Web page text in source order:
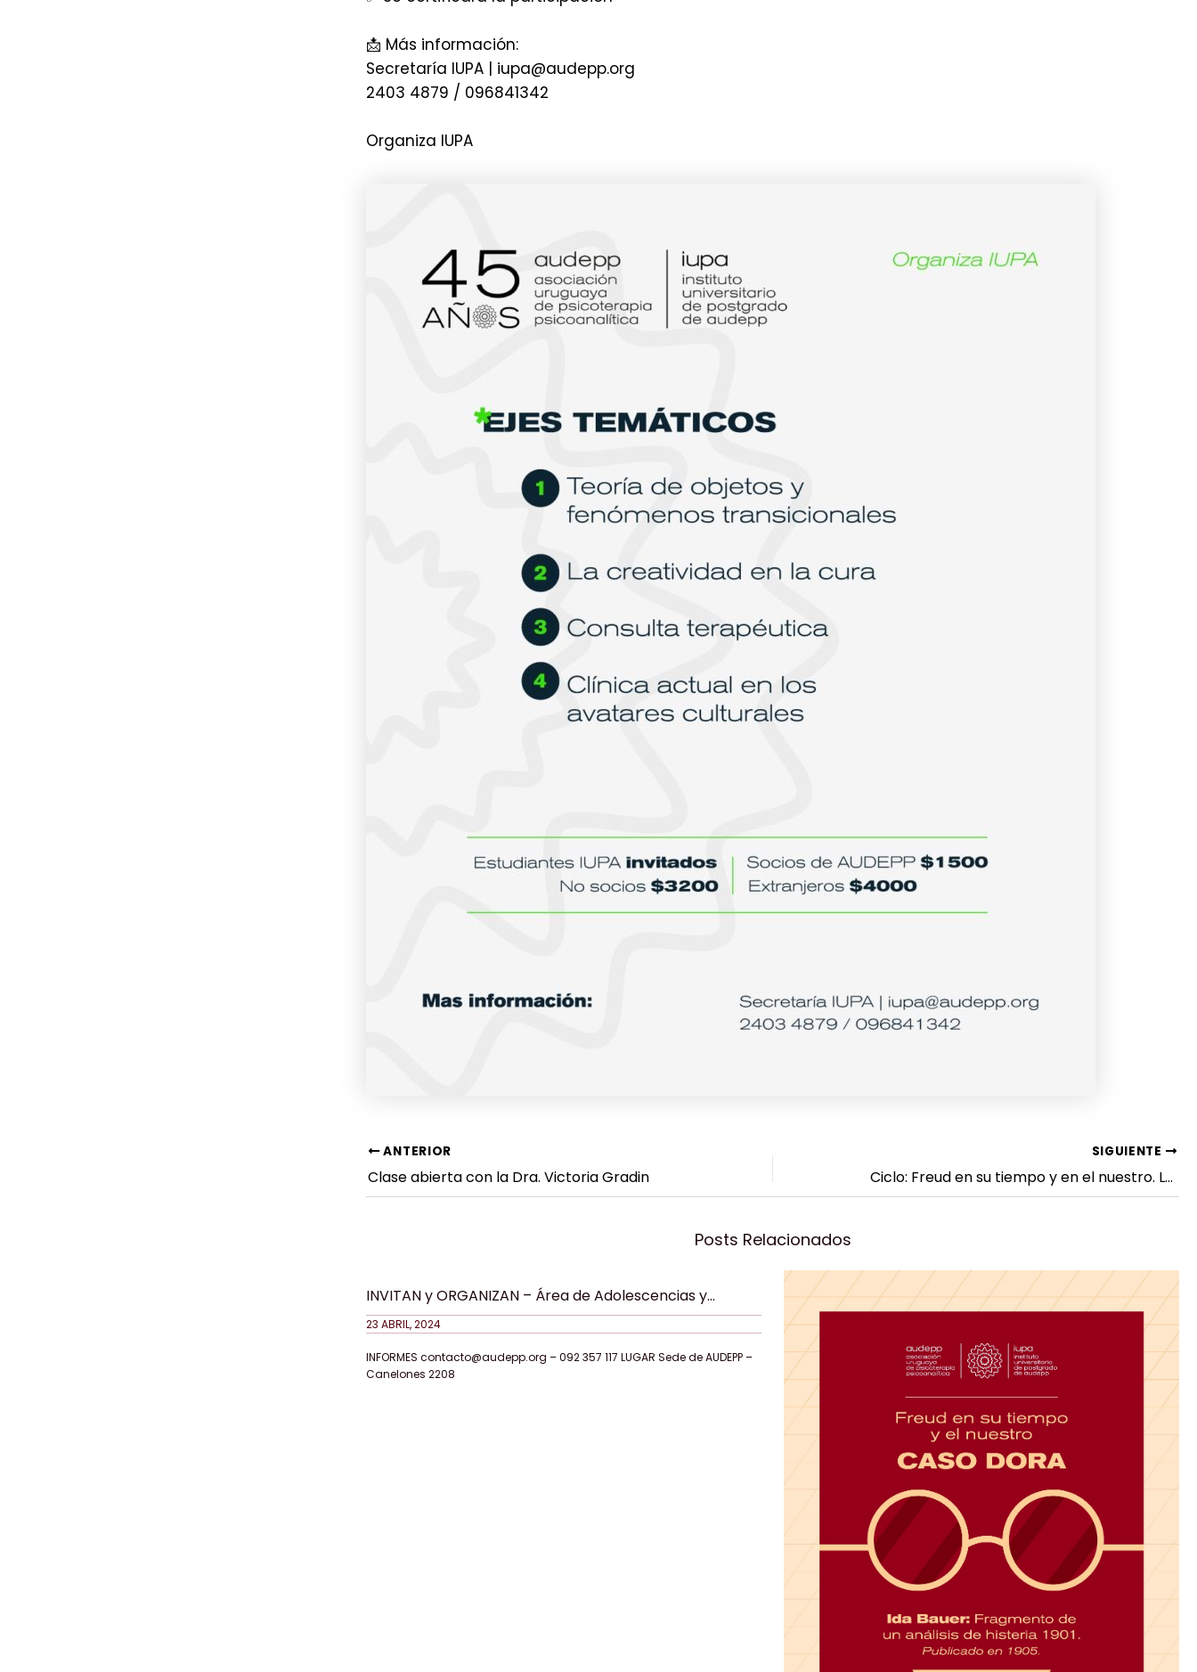
📩 Más información:
Secretaría IUPA | iupa@audepp.org
2403 4879 / 096841342
Organiza IUPA
Navegación
de
entradas
ANTERIOR
Clase abierta con la Dra. Victoria Gradin
SIGUIENTE
Ciclo: Freud en su tiempo y en el nuestro. Los historiales clínicos como núcleo epistemológico del psicoanálisis.
Posts Relacionados
INVITAN y ORGANIZAN – Área de Adolescencias y
Comisión Científica de AUDEPP
23 ABRIL, 2024
INFORMES contacto@audepp.org – 092 357 117 LUGAR Sede de AUDEPP –
Canelones 2208